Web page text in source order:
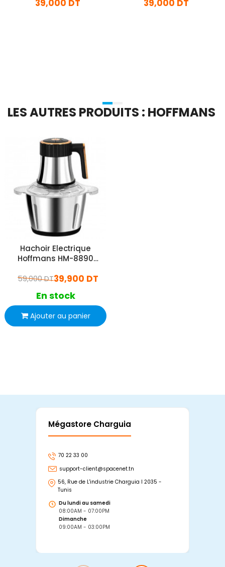
39,000 DT 39,000 DT
LES AUTRES PRODUITS : HOFFMANS
Hachoir Electrique
Hoffmans HM-8890
39,900 DT
59,000 DT
En stock
Ajouter au panier
Mégastore Charguia
70 22 33 00
support-client@spacenet.tn
56, Rue de L'industrie Charguia I 2035 -
Tunis
Du lundi au samedi
08:00AM - 07:00PM
Dimanche
09:00AM - 03:00PM